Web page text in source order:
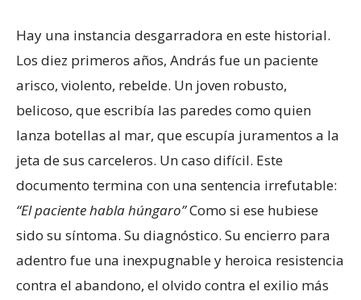
Hay una instancia desgarradora en este historial.
Los diez primeros años, András fue un paciente
arisco, violento, rebelde. Un joven robusto,
belicoso, que escribía las paredes como quien
lanza botellas al mar, que escupía juramentos a la
jeta de sus carceleros. Un caso difícil. Este
documento termina con una sentencia irrefutable:
“El paciente habla húngaro”Como si ese hubiese
sido su síntoma. Su diagnóstico. Su encierro para
adentro fue una inexpugnable y heroica resistencia
contra el abandono, el olvido contra el exilio más